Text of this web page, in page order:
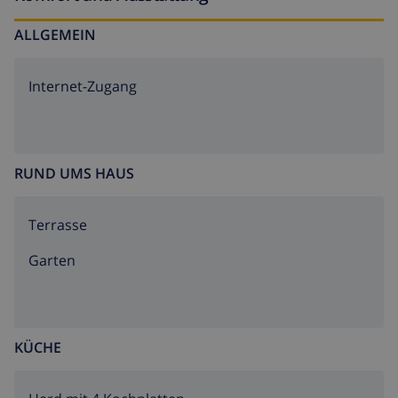
ALLGEMEIN
Internet-Zugang
RUND UMS HAUS
Terrasse
Garten
KÜCHE